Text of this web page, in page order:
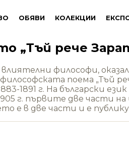
ОБЯВИ КОЛЕКЦИИ
„Тъй рече
философи, оказал
поема „Тъй
1891 г. На български
г. първите две части
е в две части и е